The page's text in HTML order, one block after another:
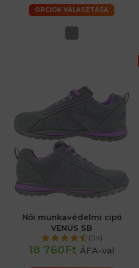
OPCIÓK VÁLASZTÁSA
Női munkavédelmi cipő
VENUS SB
(5x)
18 760Ft ÁFA-val